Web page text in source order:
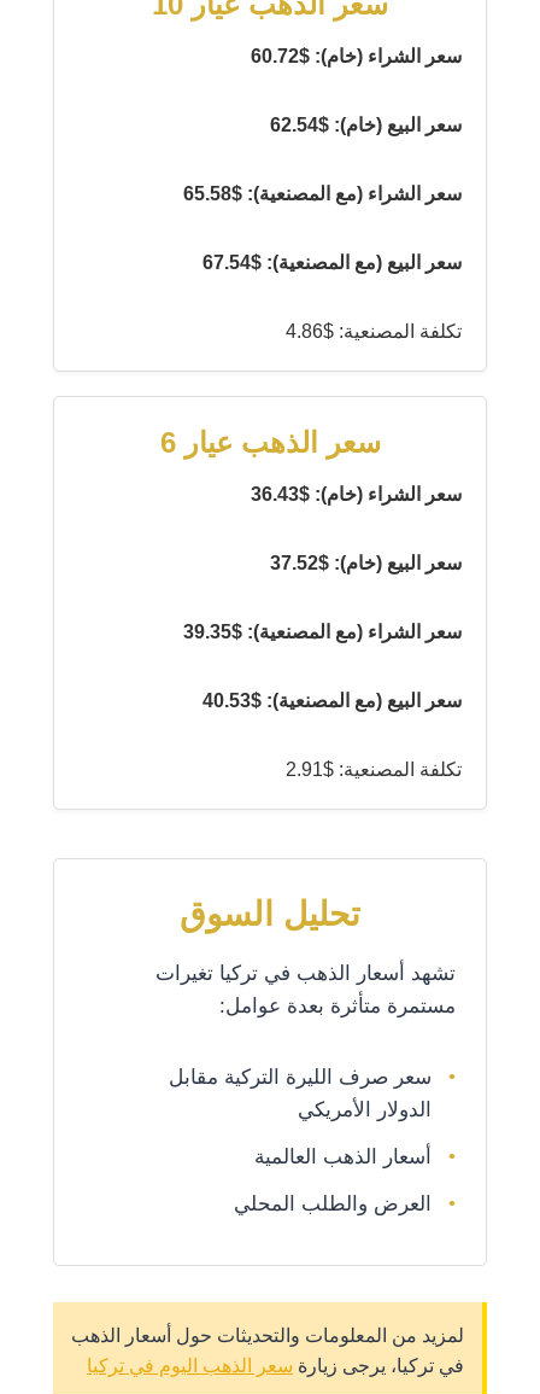
سعر الشراء (خام): $60.72
سعر البيع (خام): $62.54
سعر الشراء (مع المصنعية): $65.58
سعر البيع (مع المصنعية): $67.54
تكلفة المصنعية: $4.86
سعر الذهب عيار 6
سعر الشراء (خام): $36.43
سعر البيع (خام): $37.52
سعر الشراء (مع المصنعية): $39.35
سعر البيع (مع المصنعية): $40.53
تكلفة المصنعية: $2.91
تحليل السوق
تشهد أسعار الذهب في تركيا تغيرات
مستمرة متأثرة بعدة عوامل:
سعر صرف الليرة التركية مقابل
الدولار الأمريكي
أسعار الذهب العالمية
العرض والطلب المحلي
لمزيد من المعلومات والتحديثات حول أسعار الذهب
في تركيا، يرجى زيارة سعر الذهب اليوم في تركيا